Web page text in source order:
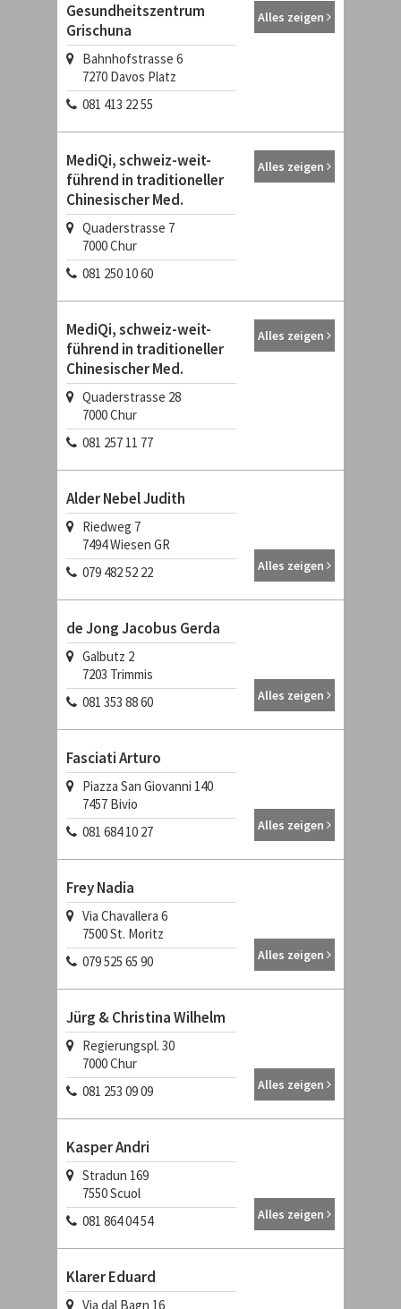
Gesundheitszentrum
Grischuna
Bahnhofstrasse 6
7270 Davos Platz
081 413 22 55
Alles zeigen
MediQi, schweiz-weit-
führend in traditioneller
Chinesischer Med.
Quaderstrasse 7
7000Chur
081 250 10 60
Alles zeigen
MediQi, schweiz-weit-
führend in traditioneller
Chinesischer Med.
Quaderstrasse 28
7000Chur
081 257 11 77
Alles zeigen
Alder Nebel Judith
Riedweg 7
7494Wiesen GR
079 482 52 22
Alles zeigen
de Jong Jacobus Gerda
Galbutz 2
7203 Trimmis
081 353 88 60
Alles zeigen
Fasciati Arturo
Piazza San Giovanni 140
7457 Bivio
081 684 10 27
Alles zeigen
Frey Nadia
Via Chavallera 6
7500St. Moritz
079 525 65 90
Alles zeigen
Jürg & Christina Wilhelm
Regierungspl. 30
7000Chur
081 253 09 09
Alles zeigen
Kasper Andri
Stradun 169
7550Scuol
081 864 04 54
Alles zeigen
Klarer Eduard
Via dal Bagn 16